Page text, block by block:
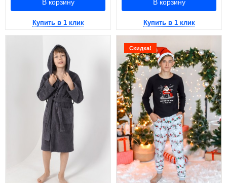
В корзину
Купить в 1 клик
В корзину
Купить в 1 клик
Скидка!